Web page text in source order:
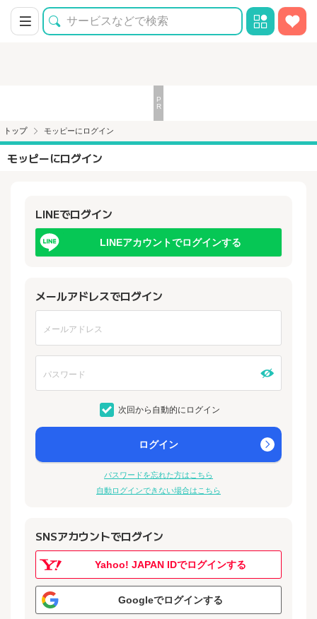
トップ モッピーにログイン
モッピーにログイン
LINEでログイン
LINEアカウントでログインする
メールアドレスでログイン
次回から自動的にログイン
ログイン
パスワードを忘れた方はこちら
自動ログインできない場合はこちら
SNSアカウントでログイン
Yahoo! JAPAN IDでログインする
Googleでログインする